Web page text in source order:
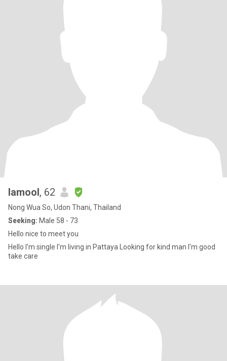
lamool, 62
Nong Wua So, Udon Thani, Thailand
Seeking: Male 58 - 73
Hello nice to meet you
Hello I'm single I'm living in Pattaya Looking for kind man I'm good
take care